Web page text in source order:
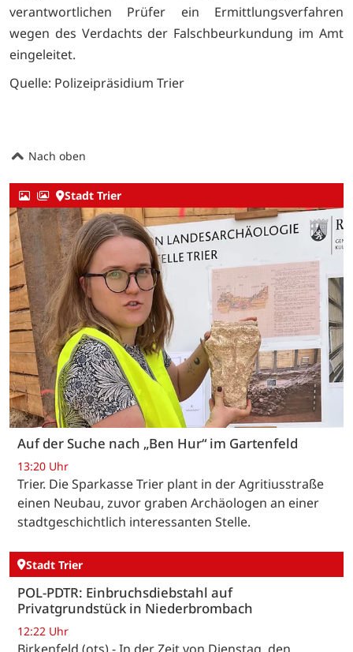
verantwortlichen Prüfer ein Ermittlungsverfahren
wegen des Verdachts der Falschbeurkundung im Amt
eingeleitet.
Quelle: Polizeipräsidium Trier
Nach oben
Stadt Trier
Auf der Suche nach „Ben Hur“ im Gartenfeld
13:20 Uhr
Trier. Die Sparkasse Trier plant in der Agritiusstraße
einen Neubau, zuvor graben Archäologen an einer
stadtgeschichtlich interessanten Stelle.
Stadt Trier
POL-PDTR: Einbruchsdiebstahl auf
Privatgrundstück in Niederbrombach
12:22 Uhr